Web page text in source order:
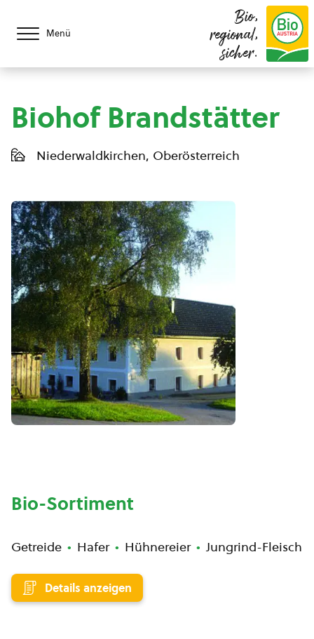
Menü
Bio,
regional,
sicher.
Biohof Brandstätter
Niederwaldkirchen, Oberösterreich
Bio-Sortiment
Getreide Hafer Hühnereier Jungrind-Fleisch
Details anzeigen